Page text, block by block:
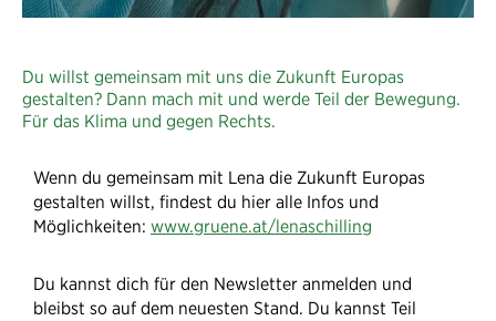
Du willst gemeinsam mit uns die Zukunft Europas
gestalten? Dann mach mit und werde Teil der Bewegung.
Für das Klima und gegen Rechts.
Wenn du gemeinsam mit Lena die Zukunft Europas
gestalten willst, findest du hier alle Infos und
Möglichkeiten: www.gruene.at/lenaschilling
Du kannst dich für den Newsletter anmelden und
bleibst so auf dem neuesten Stand. Du kannst Teil